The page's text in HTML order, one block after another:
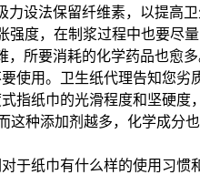
设法保留纤维素，以提高卫
度，在制浆过程中也要尽量
所要消耗的化学药品也愈多
使用。卫生纸代理告知您劣
纸巾的光滑程度和坚硬度
这种添加剂越多，化学成分
纸巾有什么样的使用习惯